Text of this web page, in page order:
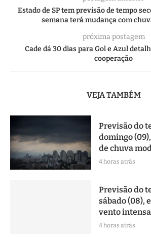
Estado de SP tem previsão de tempo
semana terá mudança com
próxima postagem
Cade dá 30 dias para Gol e Azul
cooperação
VEJA TAMBÉM
Previsão do
domingo
de chuva
4 horas atrás
Previsão do
sábado (08),
vento
4 horas atrás